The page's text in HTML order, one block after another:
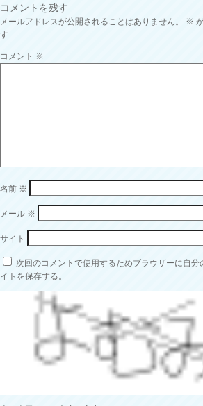
稿
日:
サ
コメントを残す
メールアドレスが公開されることはありません。 ※
す
コメント ※
名前 ※
メール ※
サイト
次回のコメントで使用するためブラウザーに自
イトを保存する。